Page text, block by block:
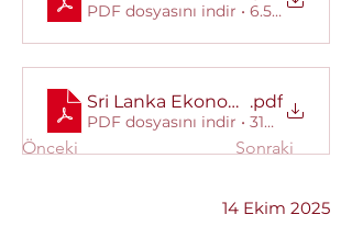
Önceki Sonraki
PDF dosyasını indir • 6.59MB
Sri Lanka Ekonomi ve
.pdf
PDF dosyasını indir • 318KB
14 Ekim 2025